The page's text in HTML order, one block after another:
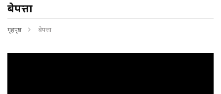
बेपत्ता
गृहपृष्ठ बेपत्ता